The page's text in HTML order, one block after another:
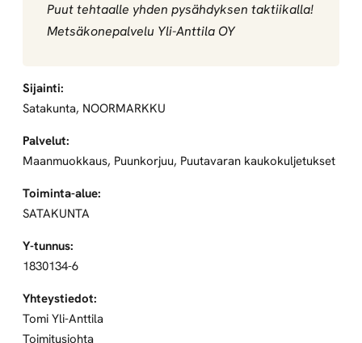
Puut tehtaalle yhden pysähdyksen taktiikalla!
Metsäkonepalvelu Yli-Anttila OY
Sijainti:
Satakunta, NOORMARKKU
Palvelut:
Maanmuokkaus, Puunkorjuu, Puutavaran kaukokuljetukset
Toiminta-alue:
SATAKUNTA
Y-tunnus:
1830134-6
Yhteystiedot:
Tomi Yli-Anttila
Toimitusjohta